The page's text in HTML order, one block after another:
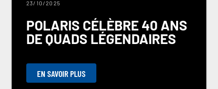
23/10/2025
POLARIS CÉLÈBRE 40 ANS
DE QUADS LÉGENDAIRES
EN SAVOIR PLUS